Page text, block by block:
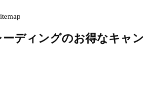
ディングのお得なキャン